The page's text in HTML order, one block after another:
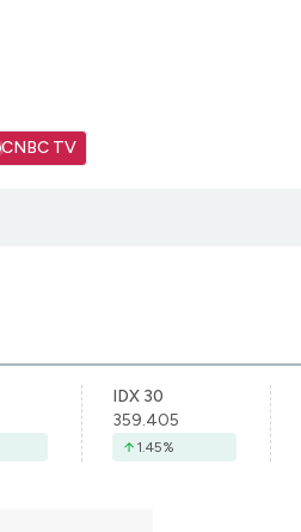
CNBC TV
IDX 30
359.405
1.45%